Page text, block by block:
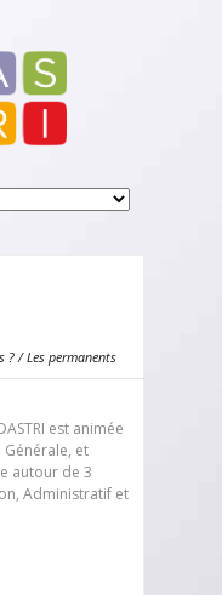
?/ Les permanents
est animée
Générale, et
autour de 3
Administratif et